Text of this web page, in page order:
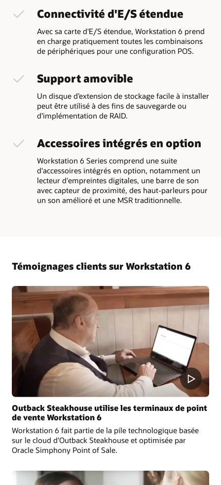
Connectivité d'E/S étendue
Avec sa carte d'E/S étendue, Workstation 6 prend
en charge pratiquement toutes les combinaisons
de périphériques pour une configuration POS.
Support amovible
Un disque d’extension de stockage facile à installer
peut être utilisé à des fins de sauvegarde ou
d’implémentation de RAID.
Accessoires intégrés en option
Workstation 6 Series comprend une suite
d'accessoires intégrés en option, notamment un
lecteur d'empreintes digitales, une barre de son
avec capteur de proximité, des haut-parleurs pour
un son amélioré et une MSR traditionnelle.
Témoignages clients sur Workstation 6
Outback Steakhouse utilise les terminaux de point
de vente Workstation 6
Workstation 6 fait partie de la pile technologique basée
sur le cloud d’Outback Steakhouse et optimisée par
Oracle Simphony Point of Sale.